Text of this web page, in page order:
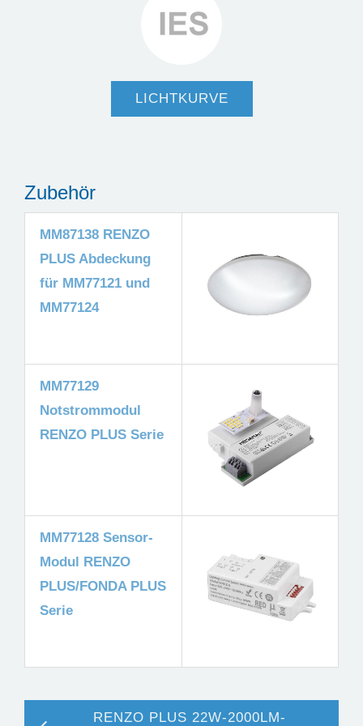
LICHTKURVE
Zubehör
MM87138 RENZO
PLUS Abdeckung
für MM77121 und
MM77124
MM77129
Notstrommodul
RENZO PLUS Serie
MM77128 Sensor-
Modul RENZO
PLUS/FONDA PLUS
Serie
RENZO PLUS 22W-2000LM-